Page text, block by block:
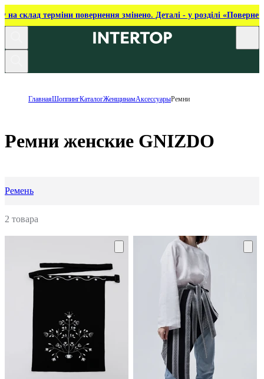
на склад терміни повернення змінено. Деталі - у розділі
ГлавнаяШоппингКаталогЖенщинамАксессуарыРемни
Ремни женские GNIZDO
Ремень
2 товара